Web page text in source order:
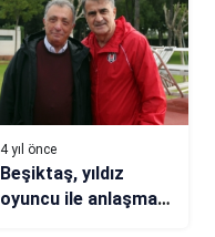
4 yıl önce
Beşiktaş, yıldız
oyuncu ile anlaşma